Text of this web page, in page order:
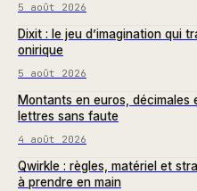
5 août 2026
Dixit : le jeu d’imagination qui
onirique
5 août 2026
Montants en euros,
lettres sans faute
4 août 2026
Qwirkle : règles, matériel et
à prendre en main